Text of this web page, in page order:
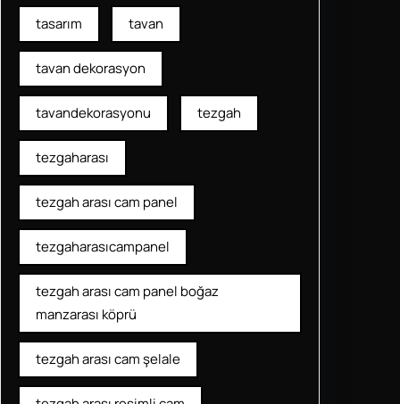
tasarım tavan
tavan dekorasyon
tavandekorasyonu tezgah
tezgaharası
tezgah arası cam panel
tezgaharasıcampanel
tezgah arası cam panel boğaz
manzarası köprü
tezgah arası cam şelale